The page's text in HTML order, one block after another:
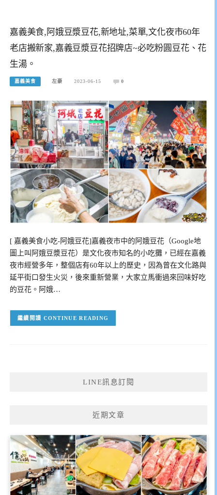
嘉義美食,阿娥豆漿豆花,新地址,菜單,文化夜市60年
老店搬新家,嘉義豆漿豆花招牌店~必吃粉圓豆花、花
生湯。
嘉義美食 左豪 2023-06-15 0
[ 嘉義美食小吃-阿娥豆花]嘉義夜市中的阿娥豆花（Google地
圖上叫阿娥豆漿豆花）是文化夜市知名的小吃攤，已經在嘉義
夜市經營多年，整個店有60年以上的歷史，因為曾在文化路與
延平街口發生火災，後來重新營業，大家立馬衝過來回味好吃
的豆花。阿娥…
CONTINUE READING
LINE訊息訂閱
近期文章